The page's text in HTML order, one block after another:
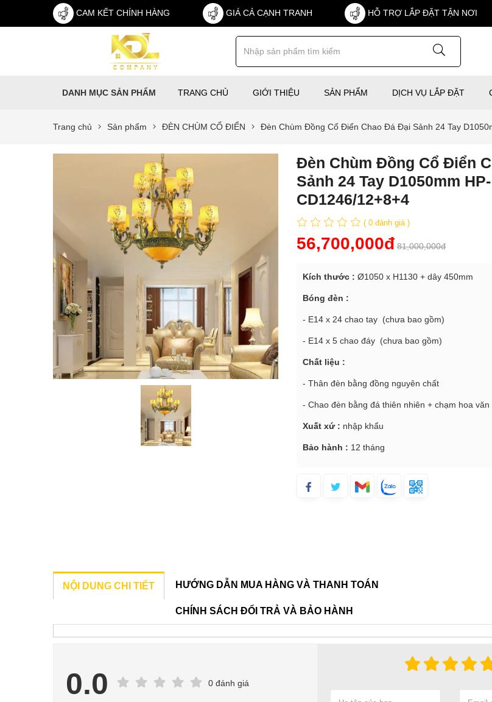
CAM KẾT CHÍNH HÀNG GIÁ CẢ CẠNH TRANH HỖ TRỢ LẮP ĐẶT TẬN NƠI
DANH MỤC SẢN PHẨM TRANG CHỦ GIỚI THIỆU SẢN PHẨM DỊCH VỤ LẮP ĐẶT
Trang chủ Sản phẩm ĐÈN CHÙM CỔ ĐIỂN Đèn Chùm Đồng Cổ Điển Chao Đá Đại Sảnh 24 Tay
Đèn Chùm Đồng Cổ Điển
Sảnh 24 Tay D1050mm HP-
CD1246/12+8+4
( 0 đánh giá )
56,700,000đ 81,000,000đ
Kích thước : Ø1050 x H1130 + dây 450mm
Bóng đèn :
- E14 x 24 chao tay (chưa bao gồm)
- E14 x 5 chao đáy (chưa bao gồm)
Chất liệu :
- Thân đèn bằng đồng nguyên chất
- Chao đèn bằng đá thiên nhiên + chạm hoa văn
Xuất xứ : nhập khẩu
Bảo hành : 12 tháng
NỘI DUNG CHI TIẾT HƯỚNG DẪN MUA HÀNG VÀ THANH TOÁN
CHÍNH SÁCH ĐỔI TRẢ VÀ BẢO HÀNH
0.0 0 đánh giá